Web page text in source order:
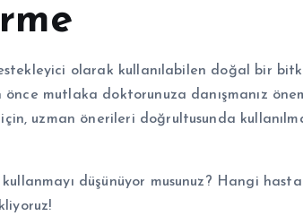
olarak kullanılabilen doğal bir
mutlaka doktorunuza danışmanız
uzman önerileri doğrultusunda
düşünüyor musunuz? Hangi